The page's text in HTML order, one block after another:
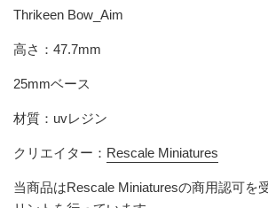
Thrikeen Bow_Aim
高さ：47.7mm
25mmベース
材質：uvレジン
クリエイター： Rescale Miniatures
当商品はRescale Miniaturesの商用認可を